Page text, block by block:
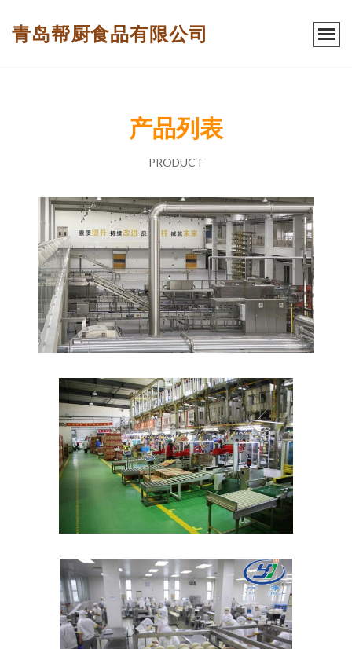
青岛帮厨食品有限公司
产品列表
PRODUCT